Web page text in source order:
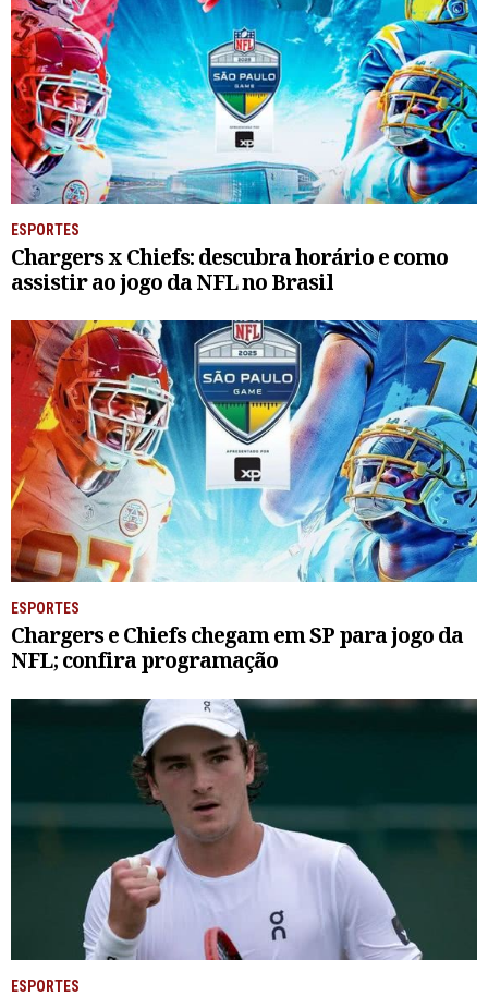
ESPORTES
Chargers x Chiefs: descubra horário e como
assistir ao jogo da NFL no Brasil
ESPORTES
Chargers e Chiefs chegam em SP para jogo da
NFL; confira programação
ESPORTES